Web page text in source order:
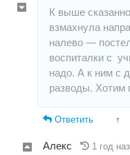
К выше
взмахнула
налево —
воспиталки с
надо. А к ним с
разводы. Хотим
Ответить ↑
Алекс 1 год